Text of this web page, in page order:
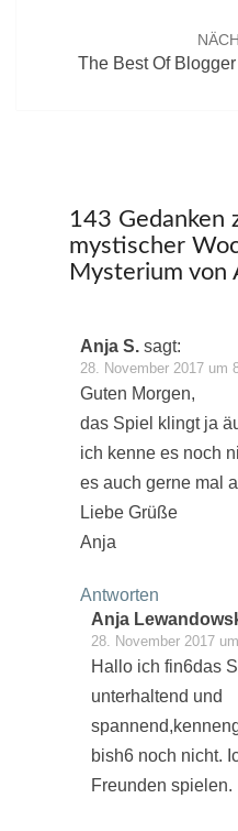
The Best Of
143 Gedanken
mystischer
Mysterium von
Anja S. sagt:
28. November 2017 um
Guten Morgen,
das Spiel klingt ja
ich kenne es noch
es auch gerne mal
Liebe Grüße
Anja
Antworten
Anja
28. November 2017
Hallo ich fin6das
unterhaltend und
bish6 noch nicht.
Freunden spielen.